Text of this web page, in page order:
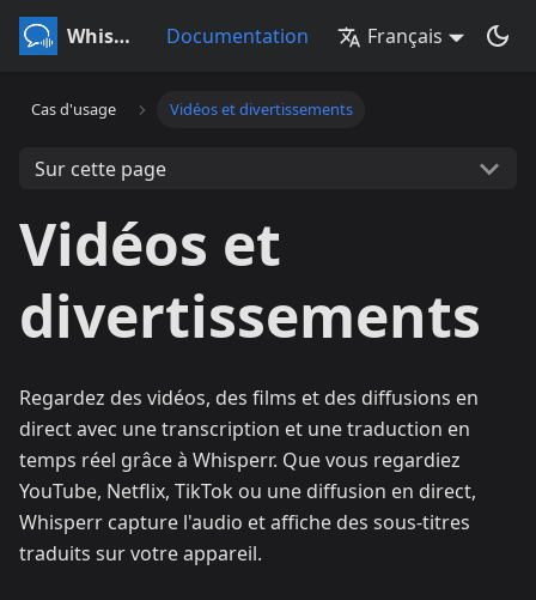
Whisperr Documentation Français
Cas d'usage Vidéos et divertissements
Sur cette page
Vidéos et
divertissements
Regardez des vidéos, des films et des diffusions en
direct avec une transcription et une traduction en
temps réel grâce à Whisperr. Que vous regardiez
YouTube, Netflix, TikTok ou une diffusion en direct,
Whisperr capture l'audio et affiche des sous-titres
traduits sur votre appareil.